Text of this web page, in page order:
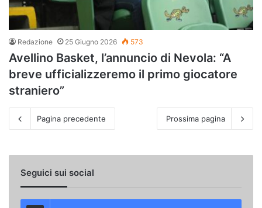
Redazione 25 Giugno 2026 573
Avellino Basket, l’annuncio di Nevola: “A
breve ufficializzeremo il primo giocatore
straniero”
Pagina precedente Prossima pagina
Seguici sui social